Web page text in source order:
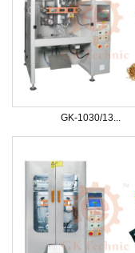
GK-1030/13...